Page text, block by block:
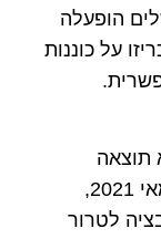
הופעלה
על כוננות
תוצאה
ישירה של מבצע "שומר החומות" במאי 2021,
לטרור